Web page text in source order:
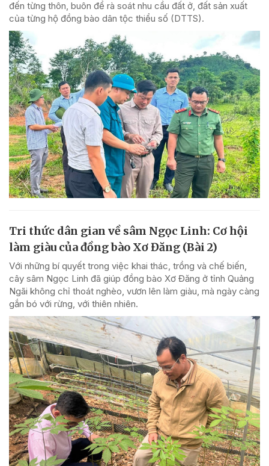
đến từng thôn, buôn để rà soát nhu cầu đất ở, đất sản xuất
của từng hộ đồng bào dân tộc thiểu số (DTTS).
Tri thức dân gian về sâm Ngọc Linh: Cơ hội
làm giàu của đồng bào Xơ Đăng (Bài 2)
Với những bí quyết trong việc khai thác, trồng và chế biến,
cây sâm Ngọc Linh đã giúp đồng bào Xơ Đăng ở tỉnh Quảng
Ngãi không chỉ thoát nghèo, vươn lên làm giàu, mà ngày càng
gắn bó với rừng, với thiên nhiên.